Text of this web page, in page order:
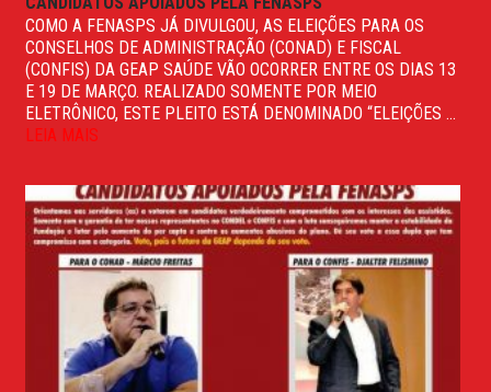
COMO A FENASPS JÁ DIVULGOU, AS ELEIÇÕES PARA OS
CONSELHOS DE ADMINISTRAÇÃO (CONAD) E FISCAL
(CONFIS) DA GEAP SAÚDE VÃO OCORRER ENTRE OS DIAS 13
E 19 DE MARÇO. REALIZADO SOMENTE POR MEIO
ELETRÔNICO, ESTE PLEITO ESTÁ DENOMINADO “ELEIÇÕES ...
LEIA MAIS